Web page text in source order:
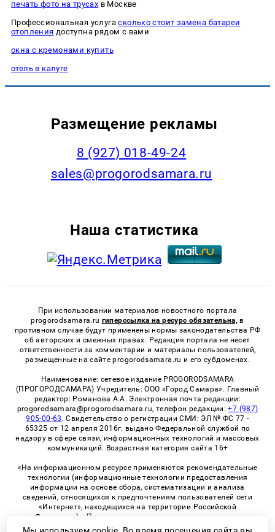
печать фото на трусах в Москве
Профессиональная услугасколько стоит замена батареи
отопления доступна рядом с вами
окна с кремонами купить
отель в калуге
Размещение рекламы
8 (927) 018-49-24
sales@progorodsamara.ru
Наша статистика
При использовании материалов новостного портала
progorodsamara.ru гиперссылка на ресурс обязательна, в
противном случае будут применены нормы законодательства РФ
об авторских и смежных правах. Редакция портала не несет
ответственности за комментарии и материалы пользователей,
размещенные на сайте progorodsamara.ru и его субдоменах.
Наименование: сетевое издание PROGORODSAMARA
(ПРОГОРОДСАМАРА) Учредитель: ООО «Город Самара». Главный
редактор: Романова А.А. Электронная почта редакции:
progorodsamara@progorodsamara.ru, телефон редакции:+7 (987)
905-00-63 . Свидетельство о регистрации СМИ: ЭЛ № ФС 77 -
65325 от 12 апреля 2016г. выдано Федеральной службой по
надзору в сфере связи, информационных технологий и массовых
коммуникаций. Возрастная категория сайта 16+
«На информационном ресурсе применяются рекомендательные
технологии (информационные технологии предоставления
информации на основе сбора, систематизации и анализа
сведений, относящихся к предпочтениям пользователей сети
«Интернет», находящихся на территории Российской
Федерации)». Правила применения рекомендательных
технологий в виджетах рекламно-обменной сети
«СМИ2» (PDF)